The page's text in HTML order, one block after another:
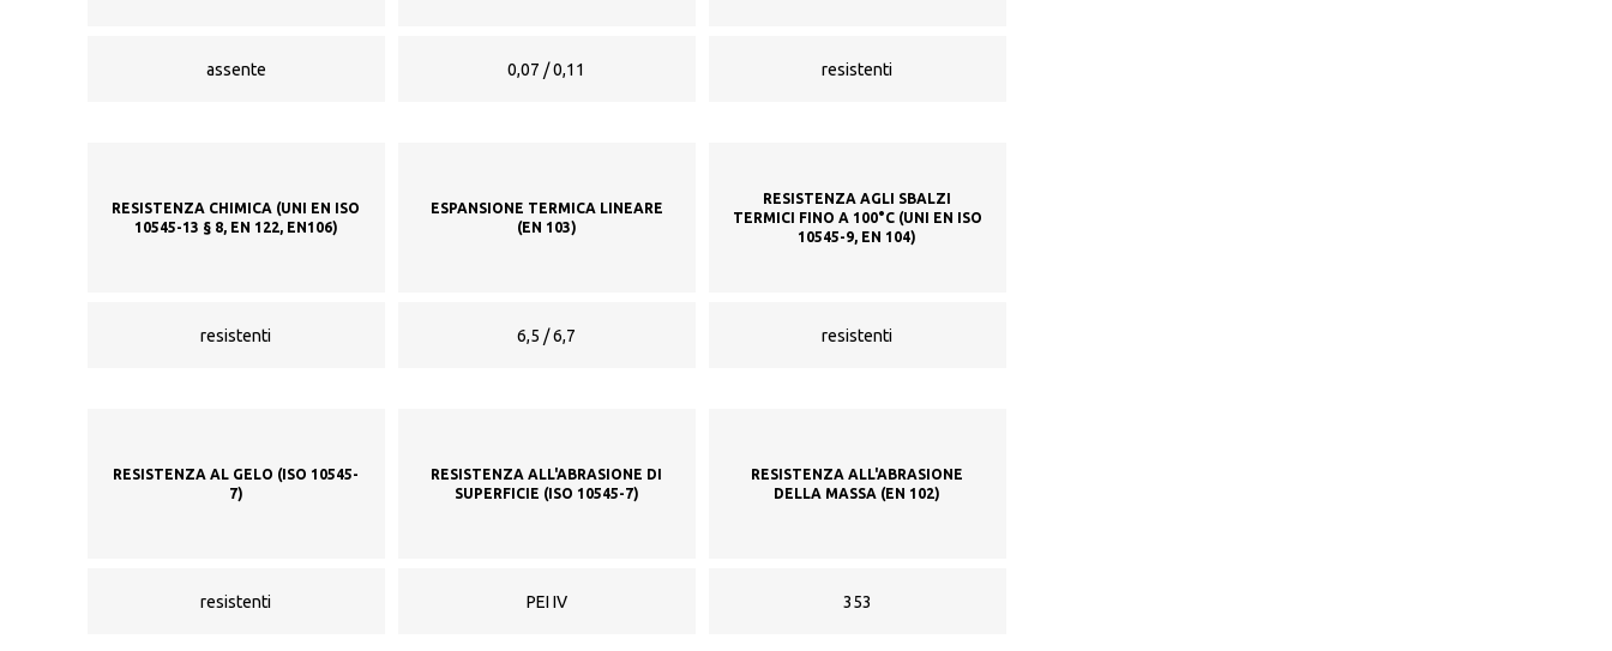
assente 0,07 / 0,11 resistenti
RESISTENZA CHIMICA (UNI EN ISO
10545-13 § 8, EN 122, EN106)
resistenti
ESPANSIONE TERMICA LINEARE
(EN 103)
6,5 / 6,7
RESISTENZA AGLI SBALZI
TERMICI FINO A 100°C (UNI EN ISO
10545-9, EN 104)
resistenti
RESISTENZA AL GELO (ISO 10545-
7)
resistenti
RESISTENZA ALL'ABRASIONE DI
SUPERFICIE (ISO 10545-7)
PEI IV
RESISTENZA ALL'ABRASIONE
DELLA MASSA (EN 102)
353